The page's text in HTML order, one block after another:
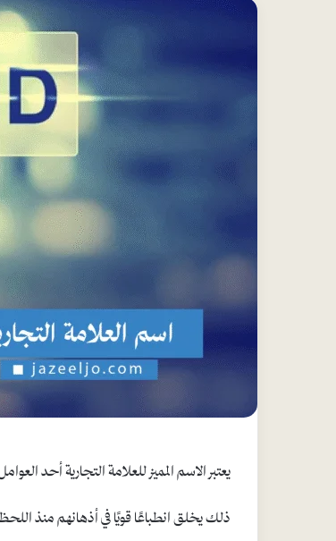
يعتبر الاسم المميز للعلامة التجارية أحد
ذلك يخلق انطباعًا قويًا في أذهانهم منذ